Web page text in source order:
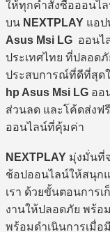
ให้ทุกคำสั่งซื้อออนไ
บน NEXTPLAY แอป
Asus Msi LG ออนไ
ประเทศไทย ที่ปลอด
ประสบการณ์ที่ดีที่สุด
hp Asus Msi LG ออ
ส่วนลด และโค้ดส่งฟ
ออนไลน์ที่คุ้มค่า
NEXTPLAY มุ่งมั่นที่
ช้อปออนไลน์ให้สนุก
เรา ด้วยขั้นตอนการ
งานให้ปลอดภัย พร้อ
พร้อมดำเนินการเมื่อ